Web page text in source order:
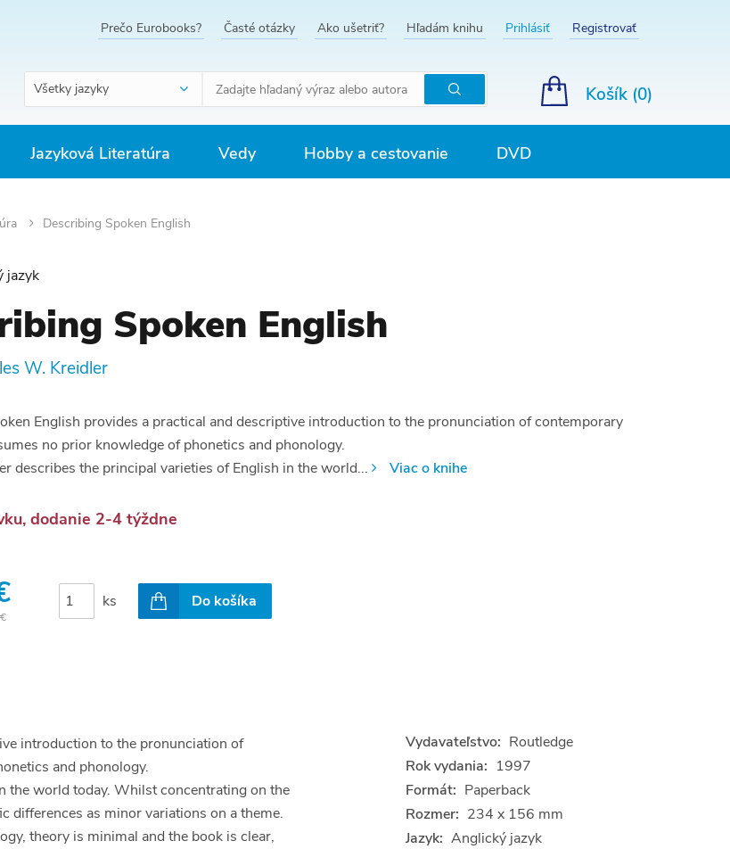
Prečo Eurobooks? Časté otázky Ako ušetriť? Hľadám knihu Prihlásiť Registrovať
Všetky jazyky
Hľadať
Košík (0)
Jazyková Literatúra Vedy Hobby a cestovanie DVD
Describing Spoken English
jazyk
Spoken English
W. Kreidler
English provides a practical and descriptive introduction to the pronunciation of contemporary
no prior knowledge of phonetics and phonology.
describes the principal varieties of English in the world...
Viac o knihe
dodanie 2-4 týždne
ks Do košíka
introduction to the pronunciation of
and phonology.
the world today. Whilst concentrating on the
differences as minor variations on a theme.
theory is minimal and the book is clear,
Vydavateľstvo: Routledge
Rok vydania: 1997
Formát: Paperback
Rozmer: 234 x 156 mm
Jazyk: Anglický jazyk